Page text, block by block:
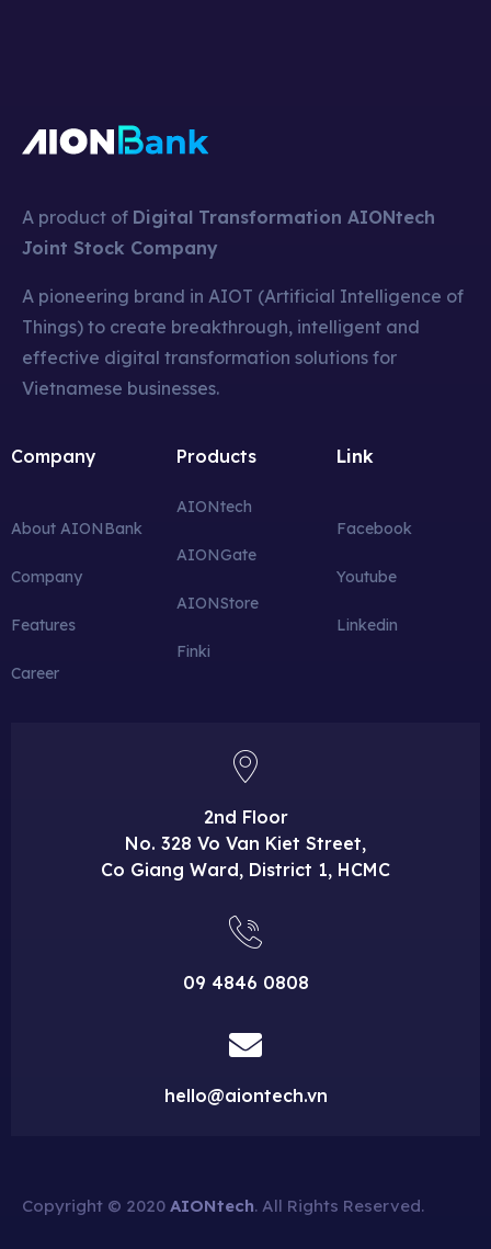
A product of Digital Transformation AIONtech
Joint Stock Company
A pioneering brand in AIOT (Artificial Intelligence of
Things) to create breakthrough, intelligent and
effective digital transformation solutions for
Vietnamese businesses.
Company
About AIONBank
Company
Features
Career
Products
AIONtech
AIONGate
AIONStore
Finki
Link
Facebook
Youtube
Linkedin
2nd Floor
No. 328 Vo Van Kiet Street,
Co Giang Ward, District 1, HCMC
09 4846 0808
hello@aiontech.vn
Copyright © 2020 AIONtech. All Rights Reserved.